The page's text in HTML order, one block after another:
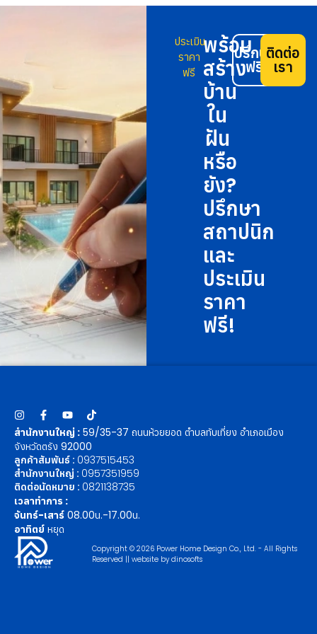
ประเมิน
ราคา
ฟรี
พร้อม
สร้าง
บ้าน
ใน
ฝัน
หรือ
ยัง?
ปรึกษา
สถาปนิก
และ
ประเมิน
ราคา
ฟรี!
ปรึกษา
ฟรี
ติดต่อ
เรา
Copyright © 2026 Power Home Design Co., Ltd. - All Rights
Reserved || website bydinosofts
เวลาทำการ :
จันทร์-เสาร์ 08.00น.-17.00น.
อาทิตย์ หยุด
ลูกค้าสัมพันธ์ : 0937515453
สำนักงานใหญ่ : 0957351959
ติดต่อนัดหมาย : 0821138735
สำนักงานใหญ่ : 59/35-37 ถนนห้วยยอด ตำบลทับเที่ยง อำเภอเมือง
จังหวัดตรัง 92000